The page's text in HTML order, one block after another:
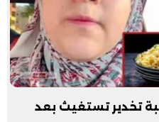
تخدير تستغيث بعد